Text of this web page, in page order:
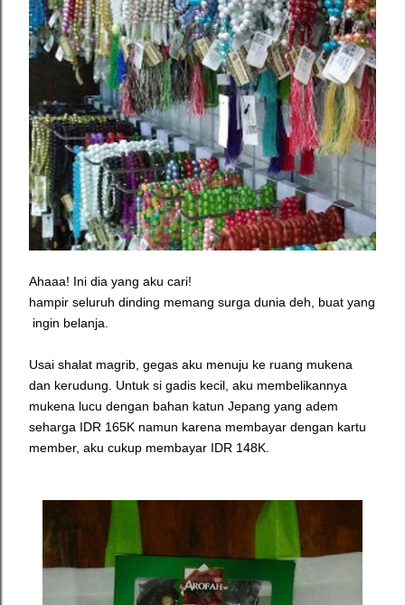
Ahaaa! Ini dia yang aku cari!
hampir seluruh dinding memang surga dunia deh, buat yang
ingin belanja.
Usai shalat magrib, gegas aku menuju ke ruang mukena
dan kerudung. Untuk si gadis kecil, aku membelikannya
mukena lucu dengan bahan katun Jepang yang adem
seharga IDR 165K namun karena membayar dengan kartu
member, aku cukup membayar IDR 148K.